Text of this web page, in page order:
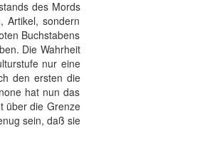
des Mords
Artikel, sondern
Buchstabens
Die Wahrheit
nur eine
den ersten die
hat nun das
über die Grenze
sein, daß sie